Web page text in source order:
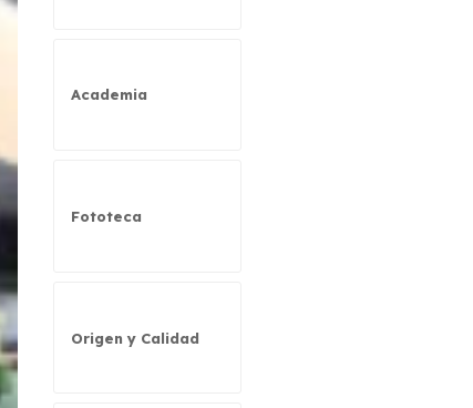
Academia
Fototeca
Origen y Calidad